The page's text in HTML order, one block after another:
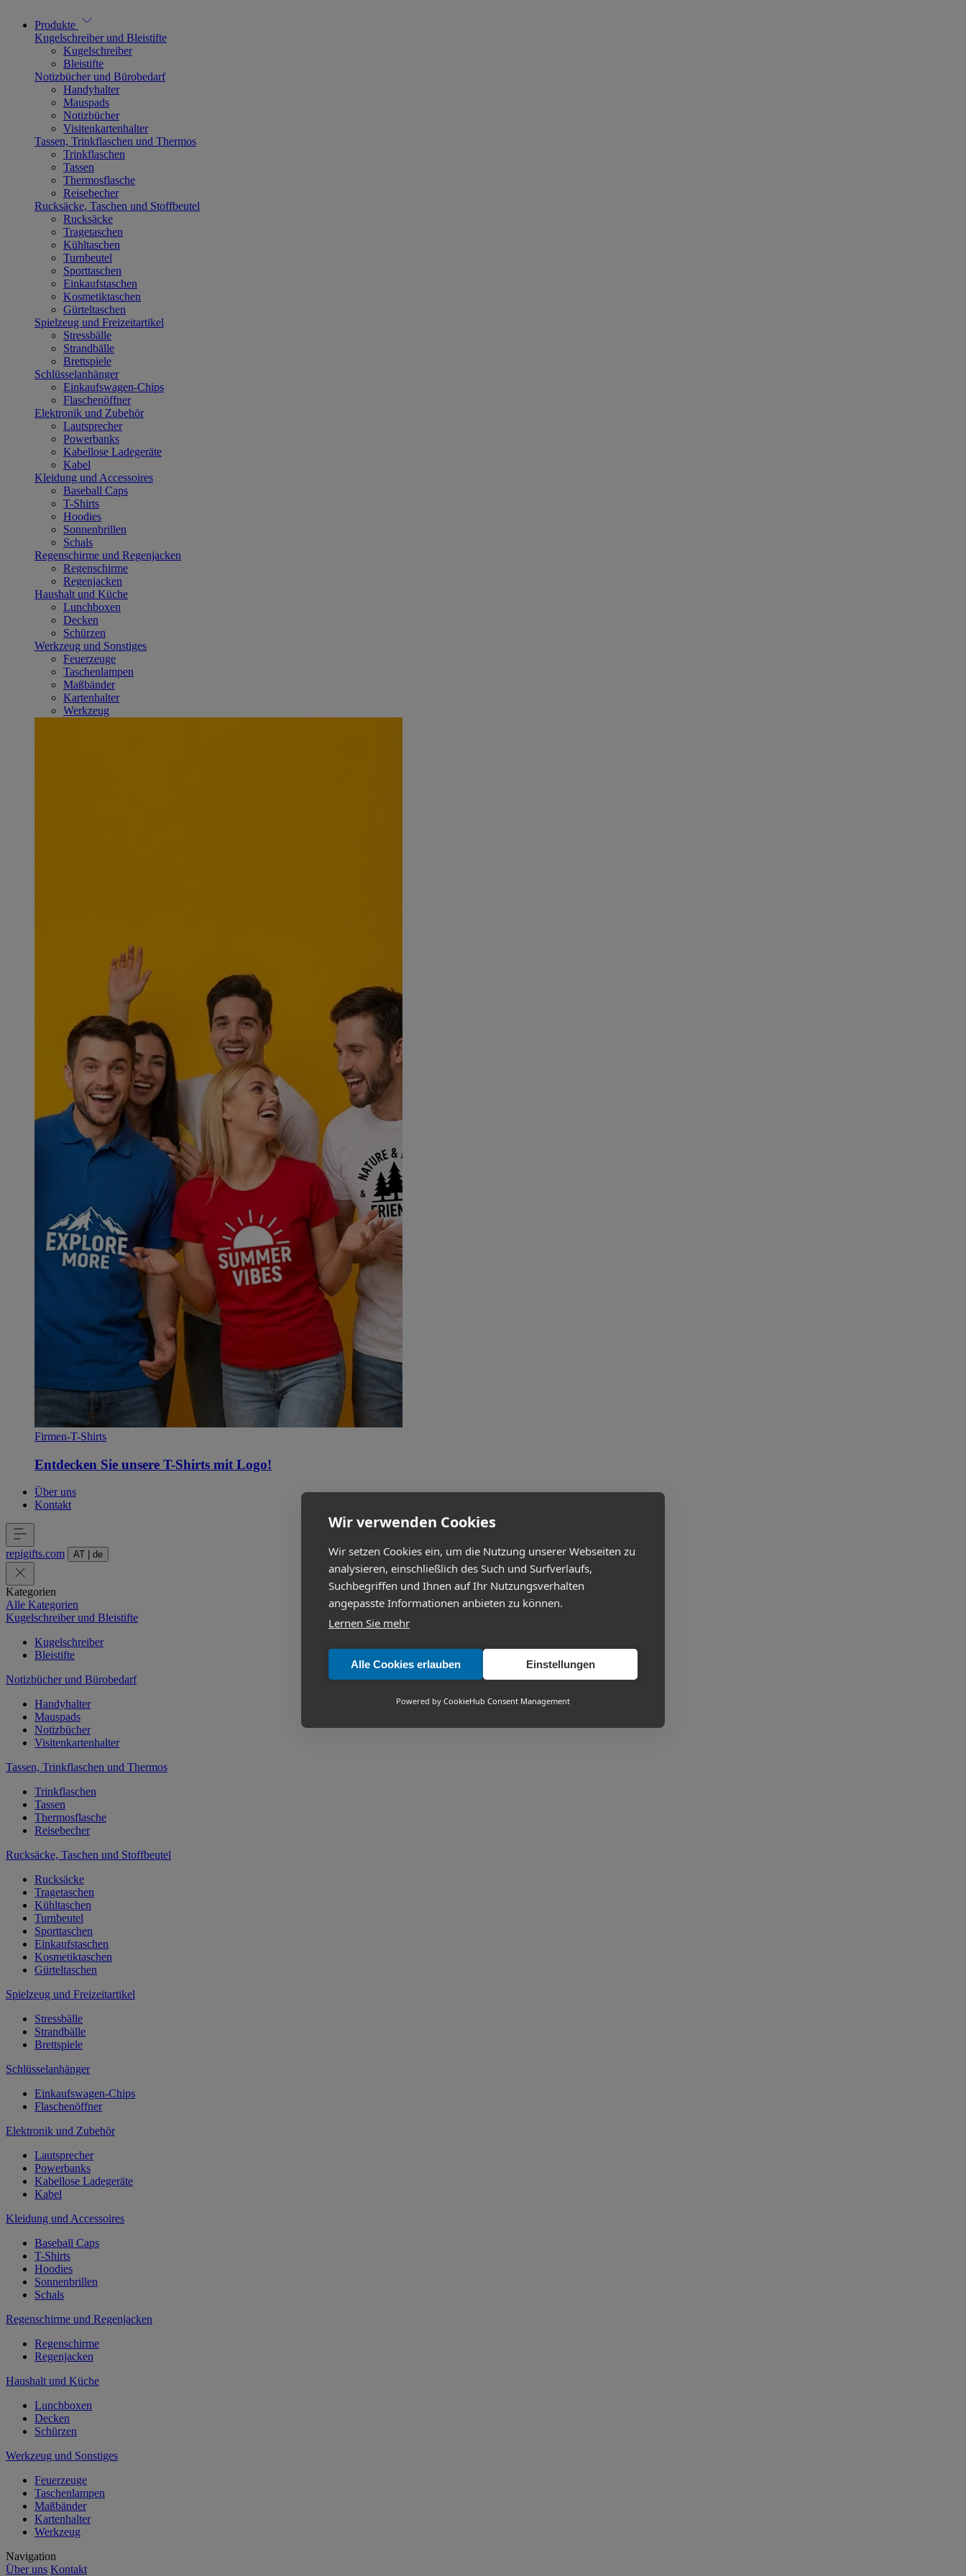
Wir verwenden Cookies
Wir setzen Cookies ein, um die Nutzung unserer Webseiten zu
analysieren, einschließlich des Such und Surfverlaufs,
Suchbegriffen und Ihnen auf Ihr Nutzungsverhalten
angepasste Informationen anbieten zu können.
Lernen Sie mehr
Alle Cookies erlauben Einstellungen
Powered by CookieHub Consent Management
Produkte
Kugelschreiber und Bleistifte
Kugelschreiber
Bleistifte
Notizbücher und Bürobedarf
Handyhalter
Mauspads
Notizbücher
Visitenkartenhalter
Tassen, Trinkflaschen und Thermos
Trinkflaschen
Tassen
Thermosflasche
Reisebecher
Rucksäcke, Taschen und Stoffbeutel
Rucksäcke
Tragetaschen
Kühltaschen
Turnbeutel
Sporttaschen
Einkaufstaschen
Kosmetiktaschen
Gürteltaschen
Spielzeug und Freizeitartikel
Stressbälle
Strandbälle
Brettspiele
Schlüsselanhänger
Einkaufswagen-Chips
Flaschenöffner
Elektronik und Zubehör
Lautsprecher
Powerbanks
Kabellose Ladegeräte
Kabel
Kleidung und Accessoires
Baseball Caps
T-Shirts
Hoodies
Sonnenbrillen
Schals
Regenschirme und Regenjacken
Regenschirme
Regenjacken
Haushalt und Küche
Lunchboxen
Decken
Schürzen
Werkzeug und Sonstiges
Feuerzeuge
Taschenlampen
Maßbänder
Kartenhalter
Werkzeug
Firmen-T-Shirts
Entdecken Sie unsere T-Shirts mit Logo!
Über uns
Kontakt
repigifts.com AT de
Kategorien
Alle Kategorien
Kugelschreiber und Bleistifte
Kugelschreiber
Bleistifte
Notizbücher und Bürobedarf
Handyhalter
Mauspads
Notizbücher
Visitenkartenhalter
Tassen, Trinkflaschen und Thermos
Trinkflaschen
Tassen
Thermosflasche
Reisebecher
Rucksäcke, Taschen und Stoffbeutel
Rucksäcke
Tragetaschen
Kühltaschen
Turnbeutel
Sporttaschen
Einkaufstaschen
Kosmetiktaschen
Gürteltaschen
Spielzeug und Freizeitartikel
Stressbälle
Strandbälle
Brettspiele
Schlüsselanhänger
Einkaufswagen-Chips
Flaschenöffner
Elektronik und Zubehör
Lautsprecher
Powerbanks
Kabellose Ladegeräte
Kabel
Kleidung und Accessoires
Baseball Caps
T-Shirts
Hoodies
Sonnenbrillen
Schals
Regenschirme und Regenjacken
Regenschirme
Regenjacken
Haushalt und Küche
Lunchboxen
Decken
Schürzen
Werkzeug und Sonstiges
Feuerzeuge
Taschenlampen
Maßbänder
Kartenhalter
Werkzeug
Navigation
Über uns Kontakt